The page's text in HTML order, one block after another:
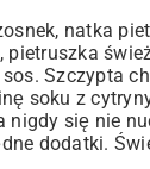
natka
Szczypta
soku z
się nie
dodatki.